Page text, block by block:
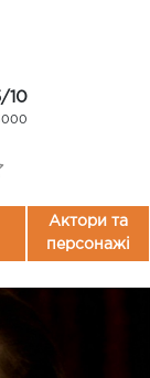
10
Актори та
персонажі